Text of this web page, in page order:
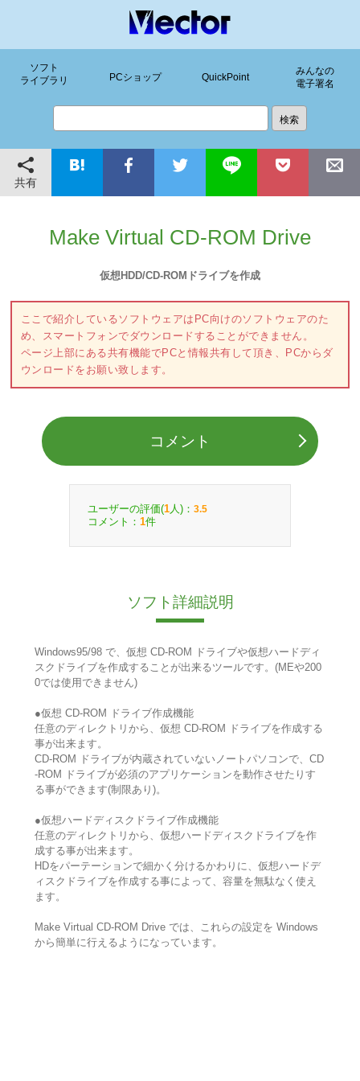
ソフト
ライブラリ
PCショップ QuickPoint
みんなの
電子署名
共有
Make Virtual CD-ROM Drive
仮想HDD/CD-ROMドライブを作成
ここで紹介しているソフトウェアはPC向けのソフトウェアのた
め、スマートフォンでダウンロードすることができません。
ページ上部にある共有機能でPCと情報共有して頂き、PCからダ
ウンロードをお願い致します。
コメント
ユーザーの評価(1 人)： 3.5
コメント： 1件
ソフト詳細説明
Windows95/98 で、仮想 CD-ROM ドライブや仮想ハードディ
スクドライブを作成することが出来るツールです。(MEや200
0では使用できません)
●仮想 CD-ROM ドライブ作成機能
任意のディレクトリから、仮想 CD-ROM ドライブを作成する
事が出来ます。
CD-ROM ドライブが内蔵されていないノートパソコンで、CD
-ROM ドライブが必須のアプリケーションを動作させたりす
る事ができます(制限あり)。
●仮想ハードディスクドライブ作成機能
任意のディレクトリから、仮想ハードディスクドライブを作
成する事が出来ます。
HDをパーテーションで細かく分けるかわりに、仮想ハードデ
ィスクドライブを作成する事によって、容量を無駄なく使え
ます。
Make Virtual CD-ROM Drive では、これらの設定を Windows
から簡単に行えるようになっています。